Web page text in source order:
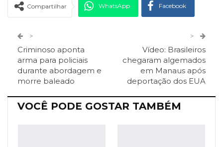
Compartilhar WhatsApp Facebook
Pinterest
Facebook Messenger Viber O email
>
Criminoso aponta
arma para policiais
durante abordagem e
morre baleado
>
Vídeo: Brasileiros
chegaram algemados
em Manaus após
deportação dos EUA
VOCÊ PODE GOSTAR TAMBÉM